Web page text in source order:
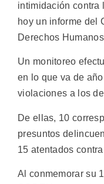
intimidación contra
hoy un informe del
Derechos
Un monitoreo
en lo que va de
violaciones a los
De ellas, 10
presuntos
15 atentados
Al conmemorar su